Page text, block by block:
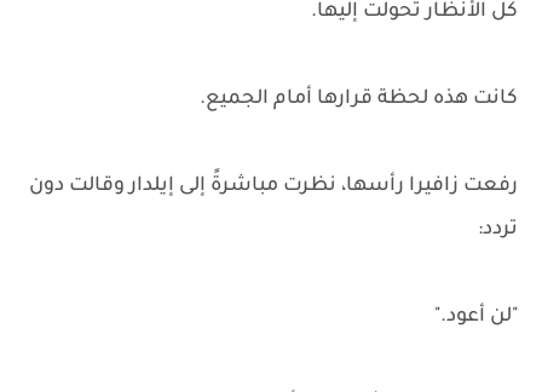
كل الأنظار تحولت إليها.
كانت هذه لحظة قرارها أمام الجميع.
رفعت زافيرا رأسها، نظرت مباشرةً إلى إيلدار وقالت دون
تردد:
"لن أعود."